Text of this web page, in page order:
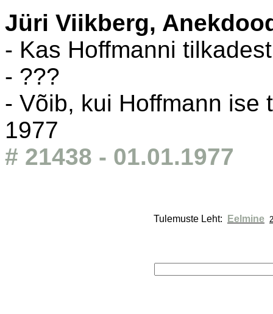
Jüri Viikberg,
- Kas Hoffmanni
- ???
- Võib, kui Hoffmann ise
1977
# 21438 - 01.01.1977
Tulemuste Leht: Eelmine